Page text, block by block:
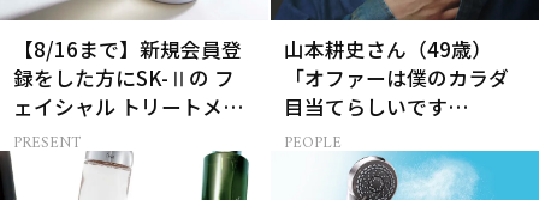
【8/16まで】新規会員登
録をした方にSK-Ⅱの フ
ェイシャル トリートメン
ト セラムをプレゼント！
PRESENT
山本耕史さん（49歳）
「オファーは僕のカラダ
目当てらしいです
（笑）」全編英語ミュー
ジカルへの挑戦
PEOPLE